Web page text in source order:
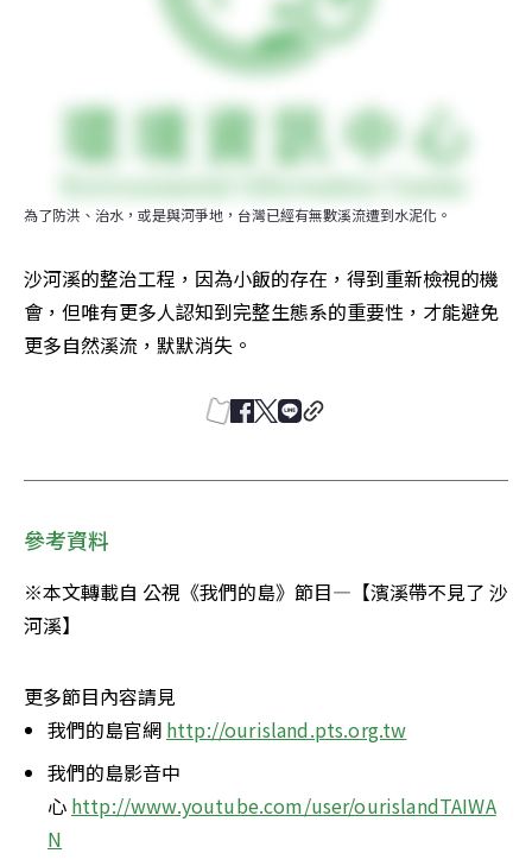
為了防洪、治水，或是與河爭地，台灣已經有無數溪流遭到水泥化。
沙河溪的整治工程，因為小飯的存在，得到重新檢視的機
會，但唯有更多人認知到完整生態系的重要性，才能避免
更多自然溪流，默默消失。
參考資料
※本文轉載自 公視《我們的島》節目—【濱溪帶不見了 沙
河溪】
更多節目內容請見
我們的島官網 http://ourisland.pts.org.tw
我們的島影音中
心 http://www.youtube.com/user/ourislandTAIWA
N